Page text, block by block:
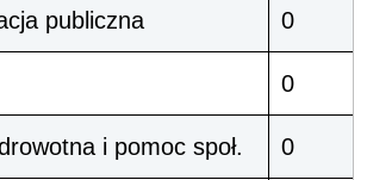
publiczna 0
0
i pomoc społ. 0